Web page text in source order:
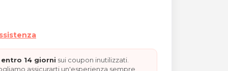
14 giorni sui coupon inutilizzati.
assicurarti un'esperienza sempre